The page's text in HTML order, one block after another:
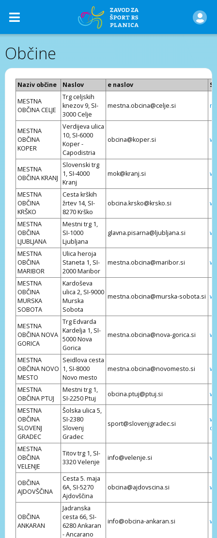
Občine
Naziv občine Naslov e naslov
MESTNA
OBČINA CELJE
Trg celjskih
knezov 9, SI-
3000 Celje
mestna.obcina@celje.si
MESTNA
OBČINA
KOPER
Verdijeva ulica
10, SI-6000
Koper -
Capodistria
obcina@koper.si
MESTNA
OBČINA KRANJ
Slovenski trg
1, SI-4000
Kranj
mok@kranj.si
MESTNA
OBČINA
KRŠKO
Cesta krških
žrtev 14, SI-
8270 Krško
obcina.krsko@krsko.si
MESTNA
OBČINA
LJUBLJANA
Mestni trg 1,
SI-1000
Ljubljana
glavna.pisarna@ljubljana.si
MESTNA
OBČINA
MARIBOR
Ulica heroja
Staneta 1, SI-
2000 Maribor
mestna.obcina@maribor.si
MESTNA
OBČINA
MURSKA
SOBOTA
Kardoševa
ulica 2, SI-9000
Murska
Sobota
mestna.obcina@murska-sobota.si
MESTNA
OBČINA NOVA
GORICA
Trg Edvarda
Kardelja 1, SI-
5000 Nova
Gorica
mestna.obcina@nova-gorica.si
MESTNA
OBČINA NOVO
MESTO
Seidlova cesta
1, SI-8000
Novo mesto
mestna.obcina@novomesto.si
MESTNA
OBČINA PTUJ
Mestni trg 1,
SI-2250 Ptuj
obcina.ptuj@ptuj.si
MESTNA
OBČINA
SLOVENJ
GRADEC
Šolska ulica 5,
SI-2380
Slovenj
Gradec
sport@slovenjgradec.si
MESTNA
OBČINA
VELENJE
Titov trg 1, SI-
3320 Velenje
info@velenje.si
OBČINA
AJDOVŠČINA
Cesta 5. maja
6A, SI-5270
Ajdovščina
obcina@ajdovscina.si
OBČINA
ANKARAN
Jadranska
cesta 66, SI-
6280 Ankaran
- Ancarano
info@obcina-ankaran.si